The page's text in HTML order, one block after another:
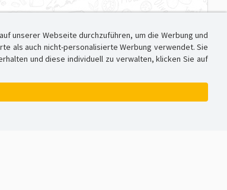
unserer Webseite durchzuführen, um die Werbung und
als auch nicht-personalisierte Werbung verwendet. Sie
und diese individuell zu verwalten, klicken Sie auf